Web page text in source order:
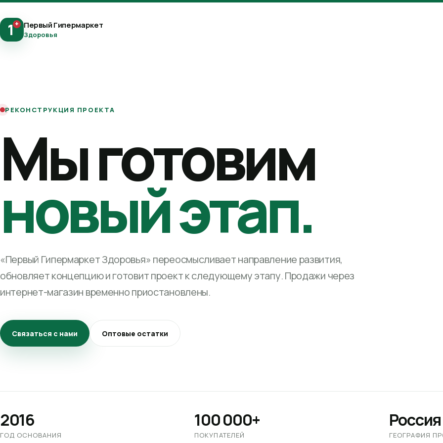
1+ Первый Гипермаркет
Здоровья
РЕКОНСТРУКЦИЯ ПРОЕКТА
Мы готовим
новый этап.
«Первый Гипермаркет Здоровья» переосмысливает направление развития,
обновляет концепцию и готовит проект к следующему этапу. Продажи через
интернет-магазин временно приостановлены.
Связаться с нами Оптовые остатки
2016
ГОД ОСНОВАНИЯ
100 000+
ПОКУПАТЕЛЕЙ
Россия
ГЕОГРАФИЯ